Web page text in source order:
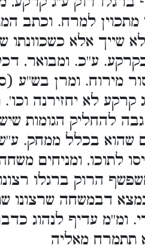
מתכוין למרח. וכתב
שייך אלא כשכוונתו
ע''כ. ומבואר,
מירוח. ומרן בש''ע
לא יחזירנה וכו'.
להחליק הגומות
שהוא בכלל ממחק. ע''ש.
לתוכו, ומניחים
הרוק ברגלו
דבמשחה שרצונו
עדיף לנהוג
תתמרח מאליה